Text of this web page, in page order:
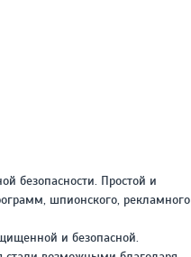
безопасности. Простой и
шпионского, рекламного
и безопасной.